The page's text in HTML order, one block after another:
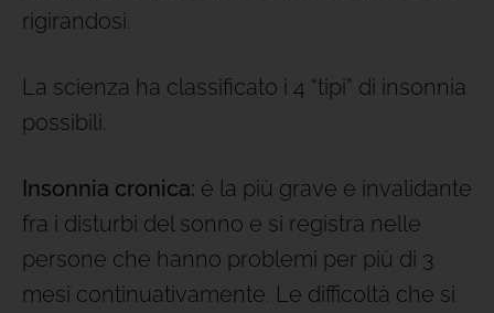
rigirandosi.
La scienza ha classificato i 4 “tipi” di insonnia
possibili.
Insonnia cronica: è la più grave e invalidante
fra i disturbi del sonno e si registra nelle
persone che hanno problemi per più di 3
mesi continuativamente. Le difficoltà che si